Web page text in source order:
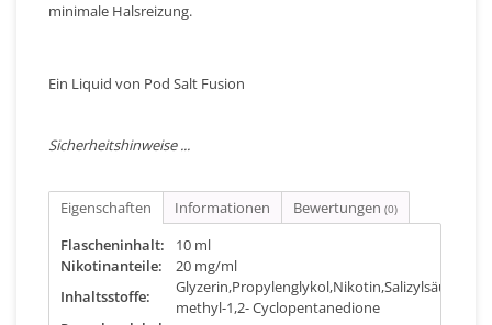
minimale Halsreizung.
Ein Liquid von Pod Salt Fusion
Sicherheitshinweise ...
Eigenschaften Informationen Bewertungen (0)
Flascheninhalt:
10 ml
Nikotinanteile:
20 mg/ml
Inhaltsstoffe:
methyl-1,2- Cyclopentanedione